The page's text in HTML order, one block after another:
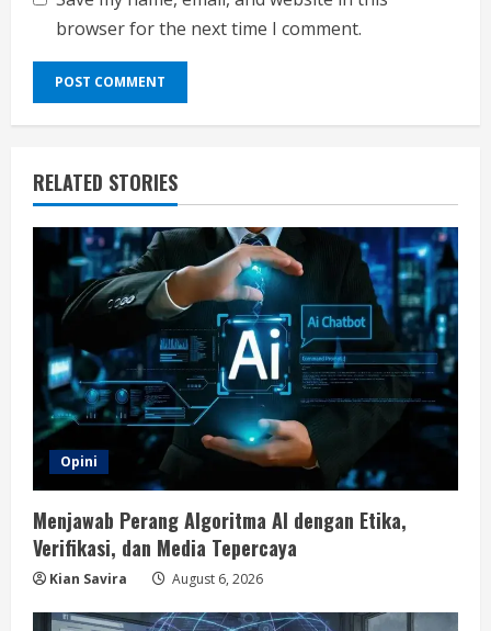
browser for the next time I comment.
RELATED STORIES
Opini
Menjawab Perang Algoritma AI dengan Etika,
Verifikasi, dan Media Tepercaya
Kian Savira August 6, 2026